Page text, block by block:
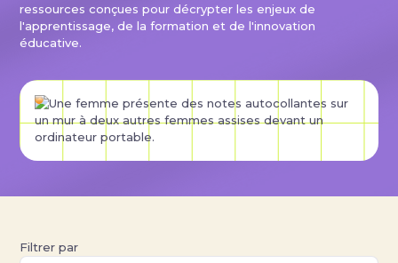
ressources conçues pour décrypter les enjeux de
l'apprentissage, de la formation et de l'innovation
éducative.
Filtrer par